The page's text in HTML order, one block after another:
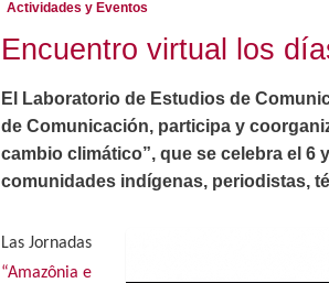
Actividades y Eventos
Encuentro virtual los
El Laboratorio de Estudios de
de Comunicación, participa y
cambio climático”, que se celebra el 6
comunidades indígenas, periodistas,
Las Jornadas
“Amazônia e